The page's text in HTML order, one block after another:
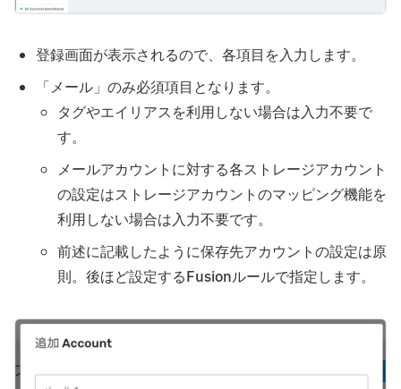
登録画面が表示されるので、各項目を入力します。
「メール」のみ必須項目となります。
タグやエイリアスを利用しない場合は入力不要で
す。
メールアカウントに対する各ストレージアカウント
の設定はストレージアカウントのマッピング機能を
利用しない場合は入力不要です。
前述に記載したように保存先アカウントの設定は原
則。後ほど設定するFusionルールで指定します。